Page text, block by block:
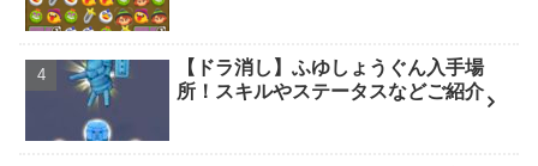
【ドラ消し】ふゆしょうぐん入手場
所！スキルやステータスなどご紹介